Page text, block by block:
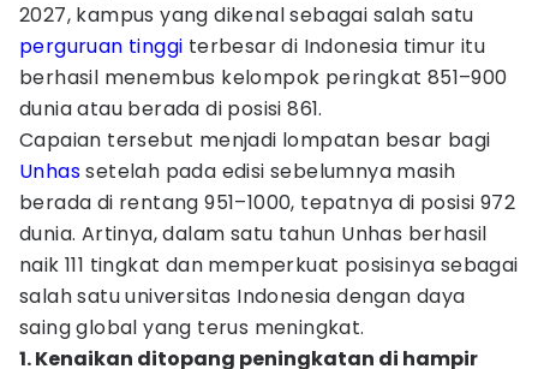
2027, kampus yang dikenal sebagai salah satu
perguruan tinggi terbesar di Indonesia timur itu
berhasil menembus kelompok peringkat 851–900
dunia atau berada di posisi 861.
Capaian tersebut menjadi lompatan besar bagi
Unhassetelah pada edisi sebelumnya masih
berada di rentang 951–1000, tepatnya di posisi 972
dunia. Artinya, dalam satu tahun Unhas berhasil
naik 111 tingkat dan memperkuat posisinya sebagai
salah satu universitas Indonesia dengan daya
saing global yang terus meningkat.
1. Kenaikan ditopang peningkatan di hampir